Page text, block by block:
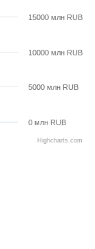
0 млн RUB
5000 млн RUB
10000 млн RUB
15000 млн RUB
Highcharts.com